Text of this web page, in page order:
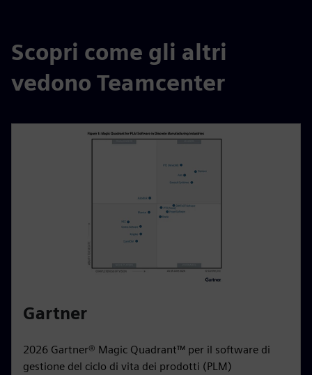
Scopri come gli altri
vedono Teamcenter
Gartner
2026 Gartner® Magic Quadrant™ per il software di
gestione del ciclo di vita dei prodotti (PLM)